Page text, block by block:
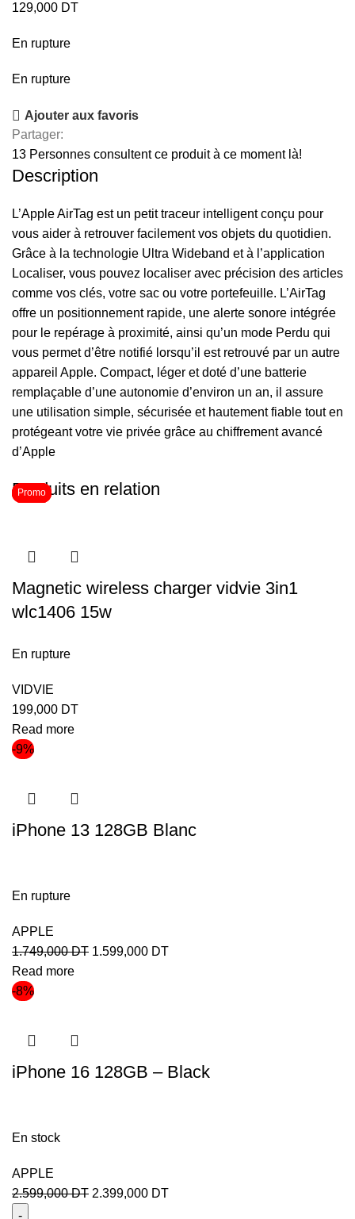
129,000 DT
En rupture
En rupture
Ajouter aux favoris
Partager:
13 Personnes consultent ce produit à ce moment là!
Description
L’Apple AirTag est un petit traceur intelligent conçu pour
vous aider à retrouver facilement vos objets du quotidien.
Grâce à la technologie Ultra Wideband et à l’application
Localiser, vous pouvez localiser avec précision des articles
comme vos clés, votre sac ou votre portefeuille. L’AirTag
offre un positionnement rapide, une alerte sonore intégrée
pour le repérage à proximité, ainsi qu’un mode Perdu qui
vous permet d’être notifié lorsqu’il est retrouvé par un autre
appareil Apple. Compact, léger et doté d’une batterie
remplaçable d’une autonomie d’environ un an, il assure
une utilisation simple, sécurisée et hautement fiable tout en
protégeant votre vie privée grâce au chiffrement avancé
d’Apple
Produits en relation
Magnetic wireless charger vidvie 3in1
wlc1406 15w
En rupture
VIDVIE
199,000 DT
Read more
-9%
Promo
iPhone 13 128GB Blanc
En rupture
APPLE
1.749,000DT 1.599,000 DT
Read more
-8%
Promo
iPhone 16 128GB – Black
En stock
APPLE
2.599,000DT 2.399,000 DT
Promo
Promo